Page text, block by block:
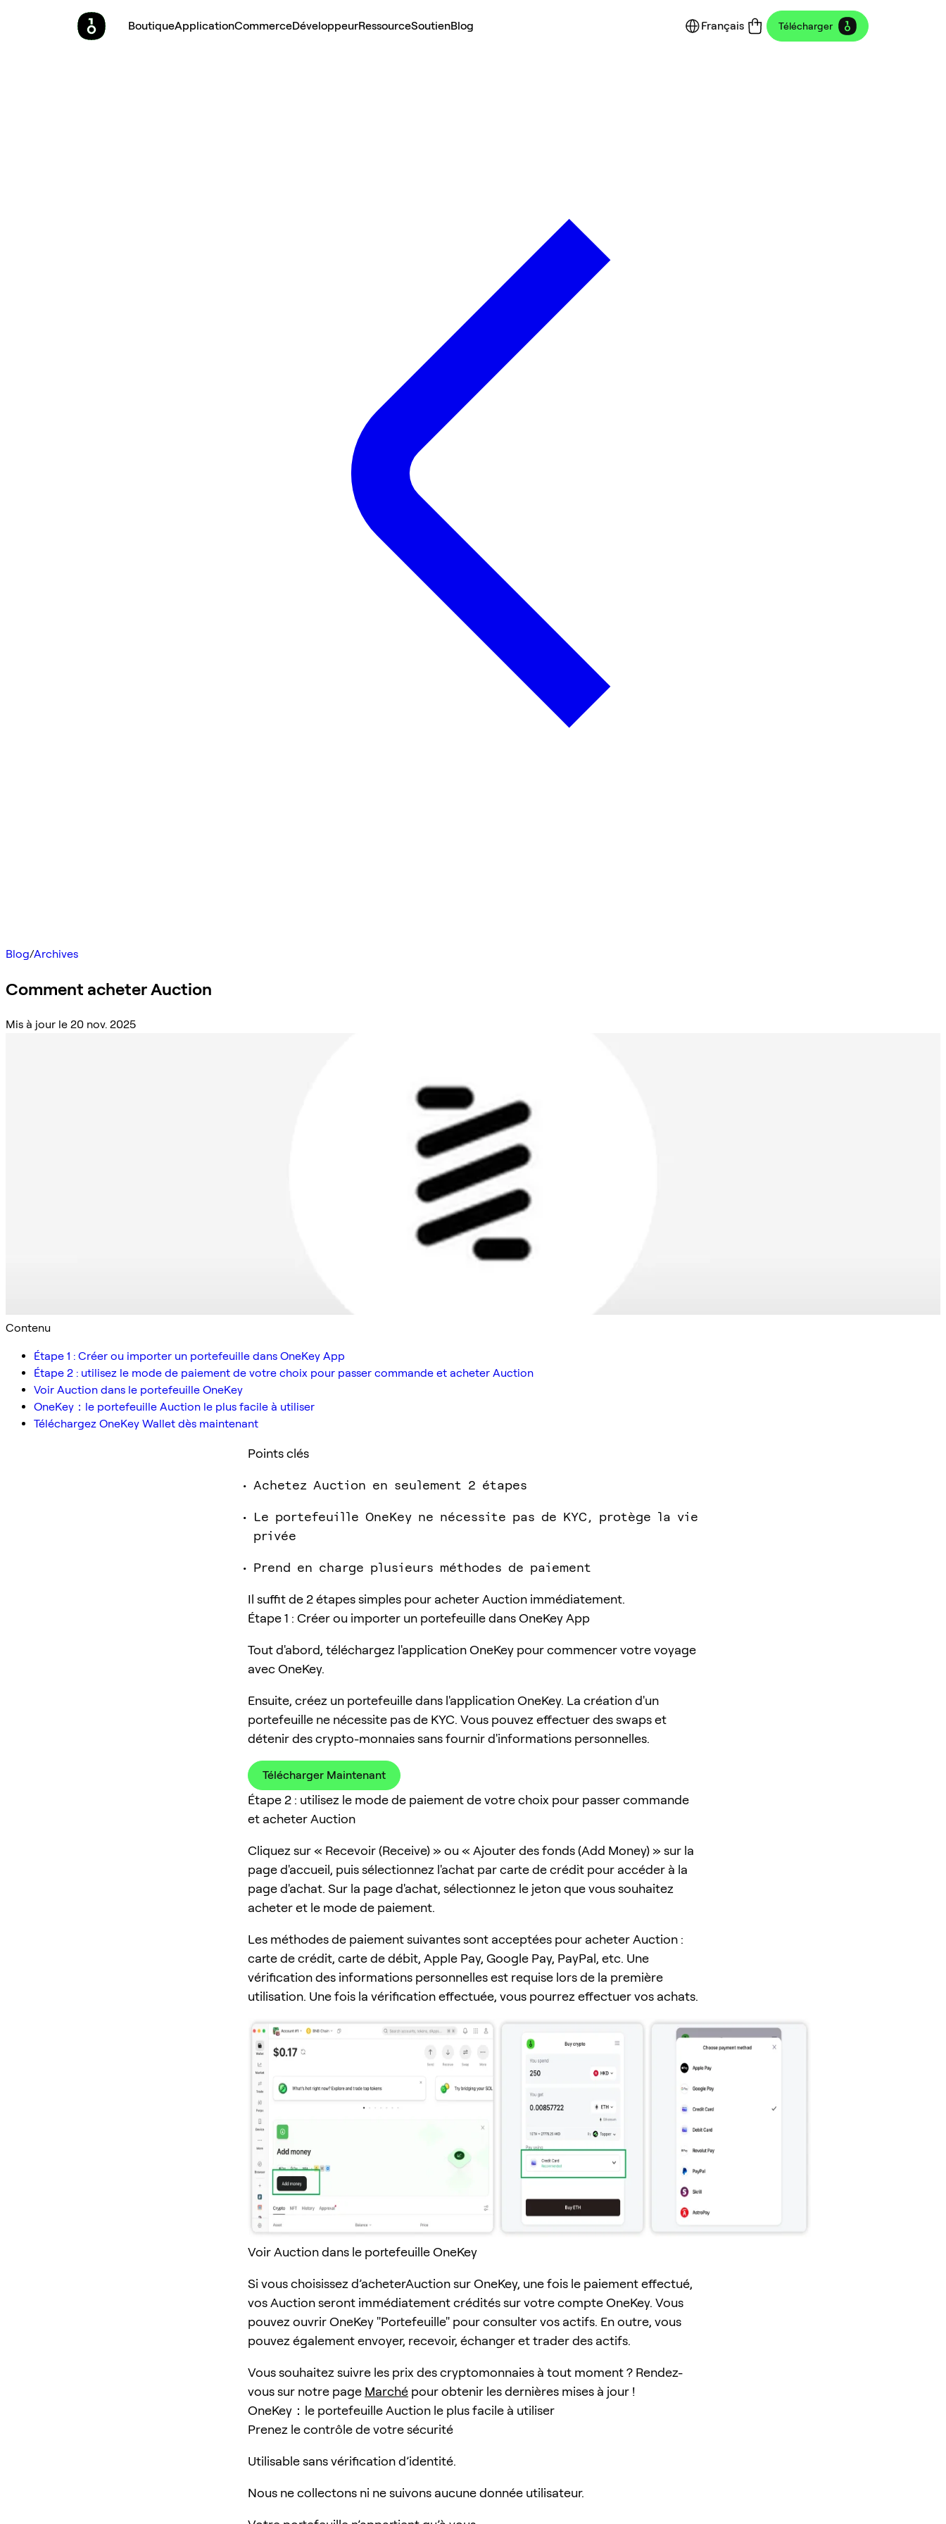
BoutiqueApplicationCommerceDéveloppeurRessourceSoutienBlog Français Télécharger
Blog/Archives
Comment acheter Auction
Mis à jour le 20 nov. 2025
Contenu
Étape 1 : Créer ou importer un portefeuille dans OneKey App
Étape 2 : utilisez le mode de paiement de votre choix pour passer commande et acheter Auction
Voir Auction dans le portefeuille OneKey
OneKey：le portefeuille Auction le plus facile à utiliser
Téléchargez OneKey Wallet dès maintenant
Points clés
Achetez Auction en seulement 2 étapes
Le portefeuille OneKey ne nécessite pas de KYC, protège la vie
privée
Prend en charge plusieurs méthodes de paiement
Il suffit de 2 étapes simples pour acheter Auction immédiatement.
Étape 1 : Créer ou importer un portefeuille dans OneKey App
Tout d'abord, téléchargez l'application OneKey pour commencer votre voyage
avec OneKey.
Ensuite, créez un portefeuille dans l'application OneKey. La création d'un
portefeuille ne nécessite pas de KYC. Vous pouvez effectuer des swaps et
détenir des crypto-monnaies sans fournir d'informations personnelles.
Télécharger Maintenant
Étape 2 : utilisez le mode de paiement de votre choix pour passer commande
et acheter Auction
Cliquez sur « Recevoir (Receive) » ou « Ajouter des fonds (Add Money) » sur la
page d'accueil, puis sélectionnez l'achat par carte de crédit pour accéder à la
page d'achat. Sur la page d'achat, sélectionnez le jeton que vous souhaitez
acheter et le mode de paiement.
Les méthodes de paiement suivantes sont acceptées pour acheter Auction :
carte de crédit, carte de débit, Apple Pay, Google Pay, PayPal, etc. Une
vérification des informations personnelles est requise lors de la première
utilisation. Une fois la vérification effectuée, vous pourrez effectuer vos achats.
Voir Auction dans le portefeuille OneKey
Si vous choisissez d’acheterAuction sur OneKey, une fois le paiement effectué,
vos Auction seront immédiatement crédités sur votre compte OneKey. Vous
pouvez ouvrir OneKey "Portefeuille" pour consulter vos actifs. En outre, vous
pouvez également envoyer, recevoir, échanger et trader des actifs.
Vous souhaitez suivre les prix des cryptomonnaies à tout moment ? Rendez-
vous sur notre page Marché pour obtenir les dernières mises à jour !
OneKey：le portefeuille Auction le plus facile à utiliser
Prenez le contrôle de votre sécurité
Utilisable sans vérification d’identité.
Nous ne collectons ni ne suivons aucune donnée utilisateur.